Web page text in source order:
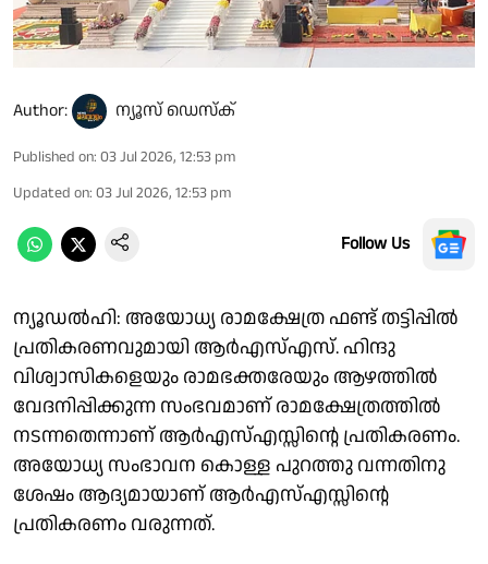
Author: ന്യൂസ് ഡെസ്ക്
Published on: 03 Jul 2026, 12:53 pm
Updated on: 03 Jul 2026, 12:53 pm
Follow Us
ന്യൂഡല്‍ഹി: അയോധ്യ രാമക്ഷേത്ര ഫണ്ട് തട്ടിപ്പില്‍
പ്രതികരണവുമായി ആര്‍എസ്എസ്. ഹിന്ദു
വിശ്വാസികളെയും രാമഭക്തരേയും ആഴത്തില്‍
വേദനിപ്പിക്കുന്ന സംഭവമാണ് രാമക്ഷേത്രത്തില്‍
നടന്നതെന്നാണ് ആര്‍എസ്എസ്സിന്റെ പ്രതികരണം.
അയോധ്യ സംഭാവന കൊള്ള പുറത്തു വന്നതിനു
ശേഷം ആദ്യമായാണ് ആര്‍എസ്എസ്സിന്റെ
പ്രതികരണം വരുന്നത്.